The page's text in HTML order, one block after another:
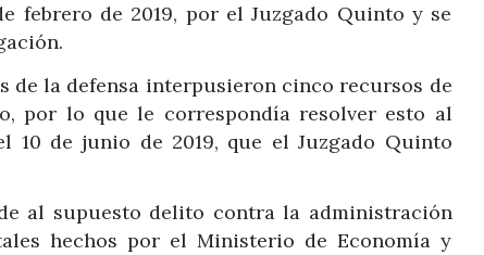
febrero de 2019, por el Juzgado Quinto y se
de la defensa interpusieron cinco recursos de
por lo que le correspondía resolver esto al
10 de junio de 2019, que el Juzgado Quinto
al supuesto delito contra la administración
hechos por el Ministerio de Economía y